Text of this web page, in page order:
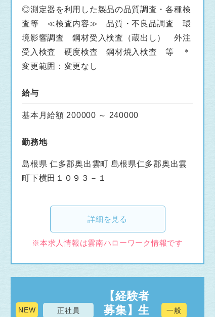
◎測定器を利用した製品の品質調査・各種検
査等 ≪検査内容≫ 品質・不良品調査 環
境影響調査 鋼材受入検査（蔵出し） 外注
受入検査 硬度検査 鋼材焼入検査 等 ＊
変更範囲：変更なし
給与
基本月給額 200000 ～ 240000
勤務地
島根県 仁多郡奥出雲町 島根県仁多郡奥出雲
町下横田１０９３－１
詳細を見る
※本求人情報は雲南ハローワーク情報です
NEW 正社員
【経験者
募集】生
一般